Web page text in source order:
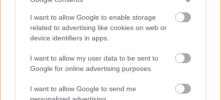
I want to allow Google to enable storage
related to advertising like cookies on web or
device identifiers in apps.
I want to allow my user data to be sent to
Google for online advertising purposes.
I want to allow Google to send me